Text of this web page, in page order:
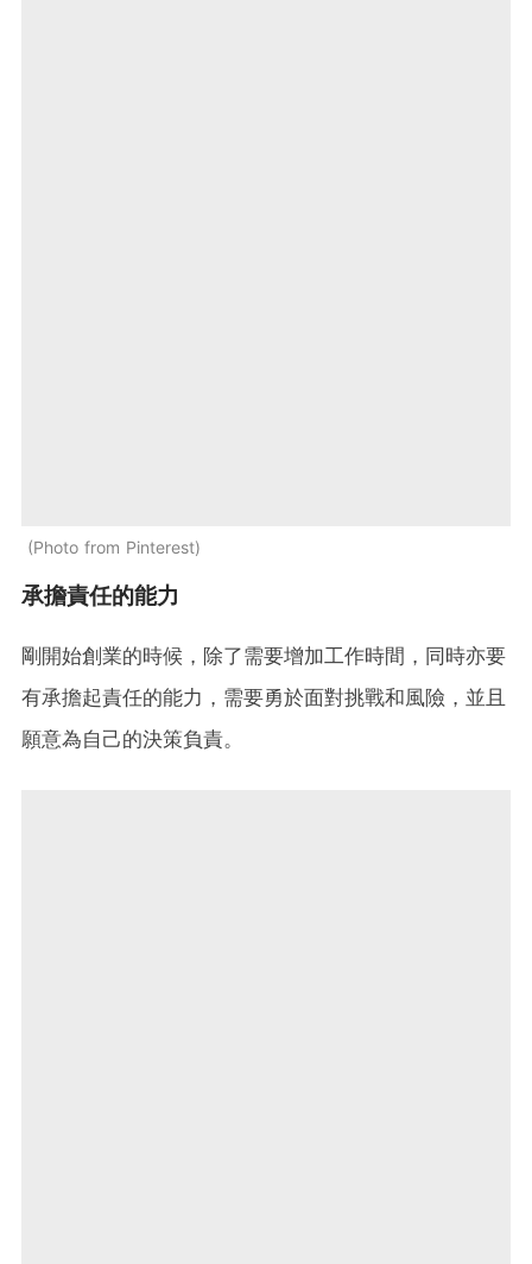
Photo from Pinterest
承擔責任的能力
剛開始創業的時候，除了需要增加工作時間，同時亦要
有承擔起責任的能力，需要勇於面對挑戰和風險，並且
願意為自己的決策負責。